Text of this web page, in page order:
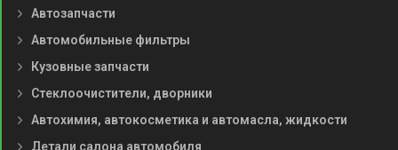
Автозапчасти
Автомобильные фильтры
Кузовные запчасти
Стеклоочистители, дворники
Автохимия, автокосметика и автомасла, жидкости
Детали салона автомобиля